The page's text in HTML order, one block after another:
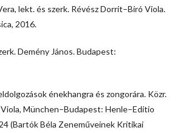
lekt. és szerk. Révész Dorrit–Biró Viola.
2016.
Demény János. Budapest:
énekhangra és zongorára. Közr.
München–Budapest: Henle–Editio
(Bartók Béla Zeneműveinek Kritikai